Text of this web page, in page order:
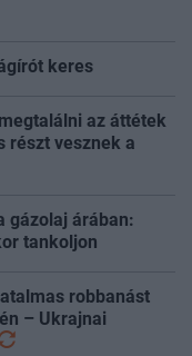
keres
az áttétek
részt vesznek a
gázolaj árában:
tankoljon
robbanást
– Ukrajnai